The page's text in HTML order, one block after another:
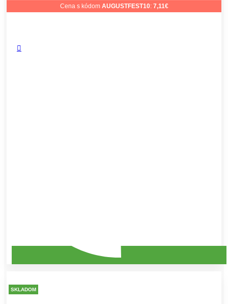
Cena s kódom AUGUSTFEST10: 7,11€
SKLADOM